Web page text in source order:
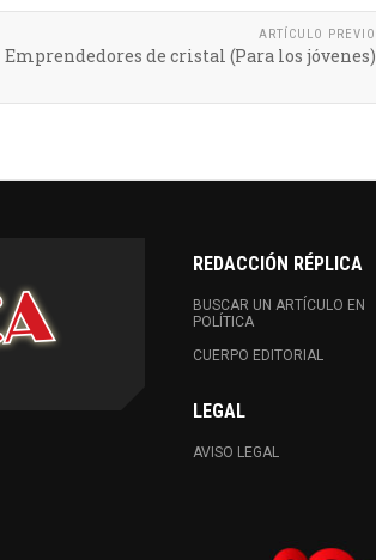
ARTÍCULO PREVIO
Emprendedores de cristal (Para los jóvenes)
REDACCIÓN RÉPLICA
BUSCAR UN ARTÍCULO EN
POLÍTICA
CUERPO EDITORIAL
LEGAL
AVISO LEGAL